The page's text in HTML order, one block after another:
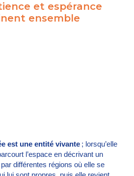
et espérance
ensemble
est une entité vivante ; lorsqu’elle
l’espace en décrivant un
différentes régions où elle se